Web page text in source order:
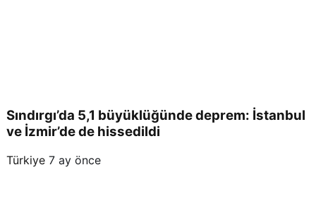
Sındırgı’da 5,1 büyüklüğünde deprem: İstanbul
ve İzmir’de de hissedildi
Türkiye 7 ay önce